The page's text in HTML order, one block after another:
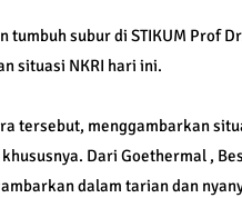
subur di STIKUM Prof
situasi NKRI hari ini.
tersebut, menggambarkan
Dari Goethermal ,
dalam tarian dan